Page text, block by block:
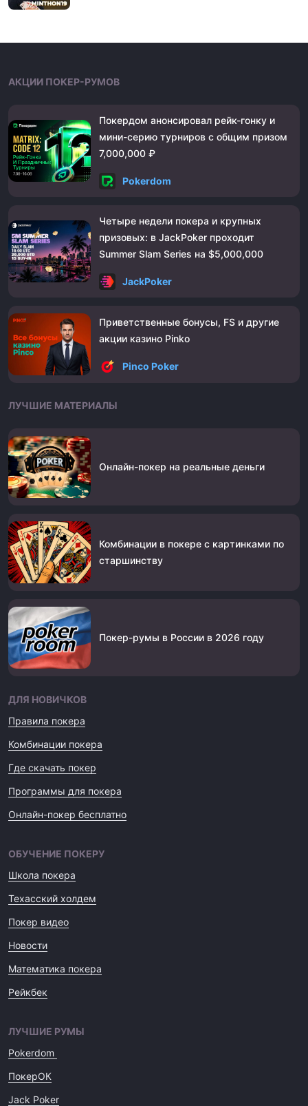
АКЦИИ ПОКЕР-РУМОВ
Покердом анонсировал рейк-гонку и
мини-серию турниров с общим призом
7,000,000 ₽
Pokerdom
Четыре недели покера и крупных
призовых: в JackPoker проходит
Summer Slam Series на $5,000,000
JackPoker
Приветственные бонусы, FS и другие
акции казино Pinko
Pinco Poker
ЛУЧШИЕ МАТЕРИАЛЫ
Онлайн-покер на реальные деньги
Комбинации в покере с картинками по
старшинству
Покер-румы в России в 2026 году
ДЛЯ НОВИЧКОВ
Правила покера
Комбинации покера
Где скачать покер
Программы для покера
Онлайн-покер бесплатно
ОБУЧЕНИЕ ПОКЕРУ
Школа покера
Техасский холдем
Покер видео
Новости
Математика покера
Рейкбек
ЛУЧШИЕ РУМЫ
Pokerdom
ПокерОК
Jack Poker